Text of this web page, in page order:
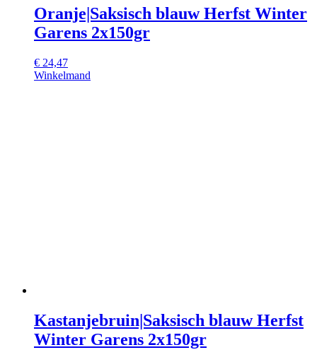
Oranje|Saksisch blauw Herfst Winter
Garens 2x150gr
€ 24,47
Winkelmand
Kastanjebruin|Saksisch blauw Herfst
Winter Garens 2x150gr